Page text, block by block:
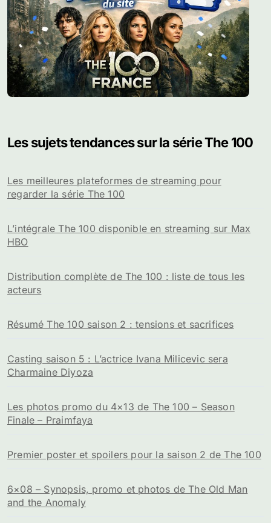
Les sujets tendances sur la série The 100
Les meilleures plateformes de streaming pour
regarder la série The 100
L’intégrale The 100 disponible en streaming sur Max
HBO
Distribution complète de The 100 : liste de tous les
acteurs
Résumé The 100 saison 2 : tensions et sacrifices
Casting saison 5 : L’actrice Ivana Milicevic sera
Charmaine Diyoza
Les photos promo du 4×13 de The 100 – Season
Finale – Praimfaya
Premier poster et spoilers pour la saison 2 de The 100
6×08 – Synopsis, promo et photos de The Old Man
and the Anomaly